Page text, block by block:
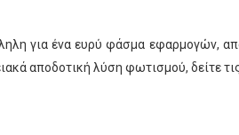
για ένα ευρύ φάσμα εφαρμογών,
αποδοτική λύση φωτισμού, δείτε